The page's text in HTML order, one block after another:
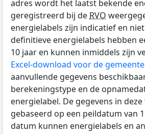
adres wordt het laatst bekende
geregistreerd bij de RVO
energielabels zijn indicatief en
definitieve energielabels hebben
10 jaar en kunnen inmiddels zijn
Excel-download voor de
aanvullende gegevens
berekeningstype en de
energielabel. De gegevens in
gebaseerd op een peildatum van
datum kunnen energielabels en